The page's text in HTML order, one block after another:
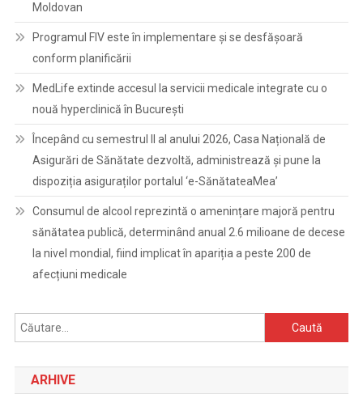
Moldovan
Programul FIV este în implementare și se desfășoară
conform planificării
MedLife extinde accesul la servicii medicale integrate cu o
nouă hyperclinică în București
Începând cu semestrul II al anului 2026, Casa Națională de
Asigurări de Sănătate dezvoltă, administrează și pune la
dispoziția asiguraților portalul ‘e-SănătateaMea’
Consumul de alcool reprezintă o amenințare majoră pentru
sănătatea publică, determinând anual 2.6 milioane de decese
la nivel mondial, fiind implicat în apariția a peste 200 de
afecțiuni medicale
Caută
după:
ARHIVE